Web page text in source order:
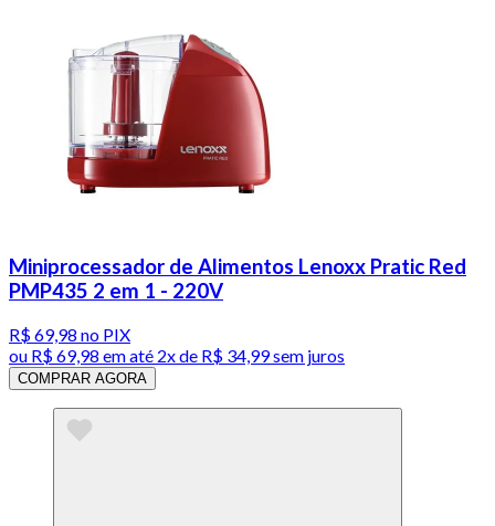
Miniprocessador de Alimentos Lenoxx Pratic Red
PMP435 2 em 1 - 220V
R$ 69,98 no PIX
ou R$ 69,98 em até 2x de R$ 34,99 sem juros
COMPRAR AGORA